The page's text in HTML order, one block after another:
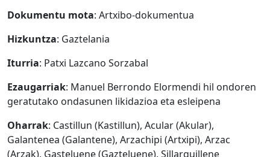
Dokumentu mota: Artxibo-dokumentua
Hizkuntza: Gaztelania
Iturria: Patxi Lazcano Sorzabal
Ezaugarriak: Manuel Berrondo Elormendi hil ondoren
geratutako ondasunen likidazioa eta esleipena
Oharrak: Castillun (Kastillun), Acular (Akular),
Galantenea (Galantene), Arzachipi (Artxipi), Arzac
(Arzak), Gasteluene (Gazteluene), Sillarguillene